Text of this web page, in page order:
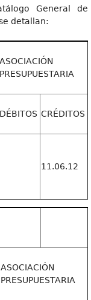
General de
detallan:
ASOCIACIÓN
PRESUPUESTARIA
DÉBITOS CRÉDITOS
11.06.12
ASOCIACIÓN
PRESUPUESTARIA